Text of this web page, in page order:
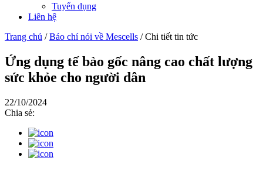
Tuyển dụng
Liên hệ
Trang chủ /Báo chí nói về Mescells /Chi tiết tin tức
Ứng dụng tế bào gốc nâng cao chất lượng
sức khỏe cho người dân
22/10/2024
Chia sẻ: